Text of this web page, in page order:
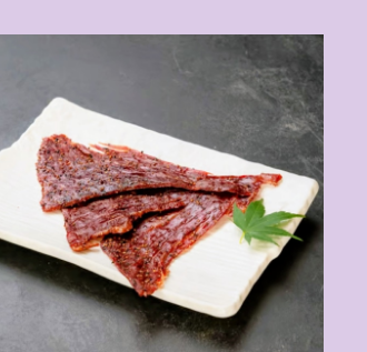
峯村牛 信州プレミアム牛ビーフジャーキー
¥972